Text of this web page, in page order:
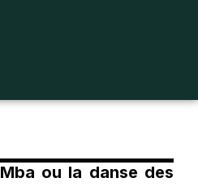
ou la danse des